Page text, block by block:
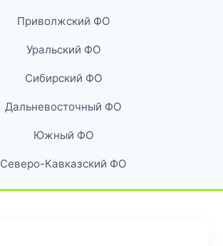
Приволжский ФО
Уральский ФО
Сибирский ФО
Дальневосточный ФО
Южный ФО
Северо-Кавказский ФО